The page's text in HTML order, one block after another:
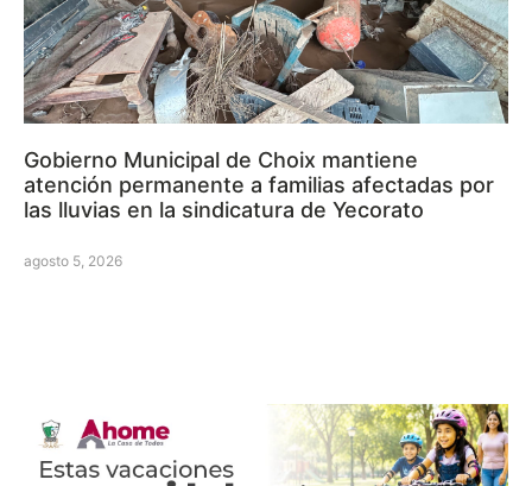
Gobierno Municipal de Choix mantiene
atención permanente a familias afectadas por
las lluvias en la sindicatura de Yecorato
agosto 5, 2026